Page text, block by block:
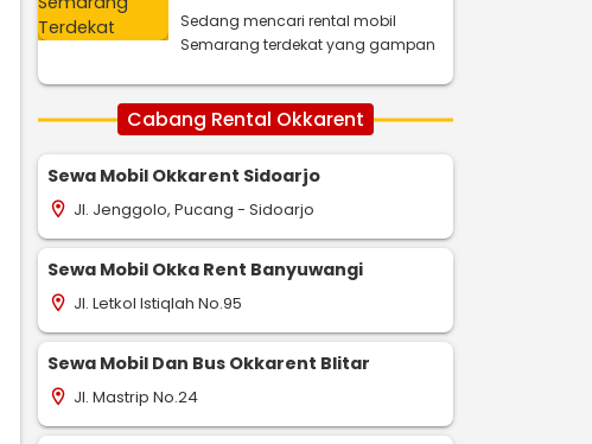
Sedang mencari rental mobil
Semarang terdekat yang gampan
Cabang Rental Okkarent
Sewa Mobil Okkarent Sidoarjo
location_on Jl. Jenggolo, Pucang - Sidoarjo
Sewa Mobil Okka Rent Banyuwangi
location_on Jl. Letkol Istiqlah No.95
Sewa Mobil Dan Bus Okkarent Blitar
location_on Jl. Mastrip No.24